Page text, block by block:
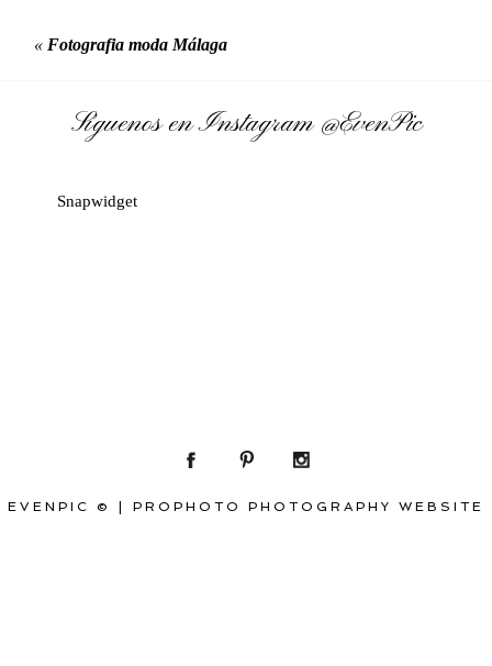
« Fotografia moda Málaga
Síguenos en Instagram@EvenPic
Snapwidget
EVENPIC © PROPHOTO PHOTOGRAPHY WEBSITE